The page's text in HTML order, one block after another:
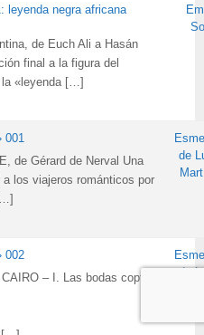
leyenda negra africana
de Euch Ali a Hasán
final a la figura del
«leyenda […]
001
de Gérard de Nerval Una
los viajeros románticos por
de
002
– I. Las bodas coptas